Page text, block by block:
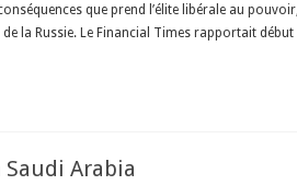
que prend l’élite libérale au pouvoir,
la Russie. Le Financial Times rapportait début
Saudi Arabia